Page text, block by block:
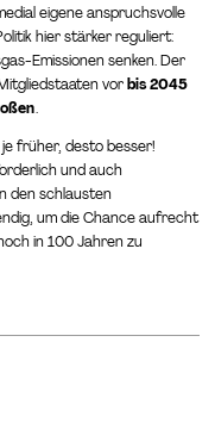
eigene anspruchsvolle
hier stärker reguliert:
Emissionen senken. Der
vor bis 2045
.
früher, desto besser!
und auch
den schlausten
um die Chance aufrecht
in 100 Jahren zu